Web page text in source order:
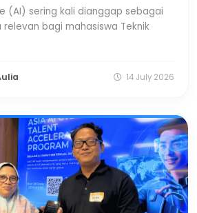
(AI) sering kali dianggap sebagai
bagi mahasiswa Teknik
14 July 2026